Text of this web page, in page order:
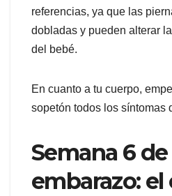
referencias, ya que las
dobladas y pueden alterar
del bebé.
En cuanto a tu cuerpo,
sopetón todos los síntomas
Semana 6 de
embarazo: